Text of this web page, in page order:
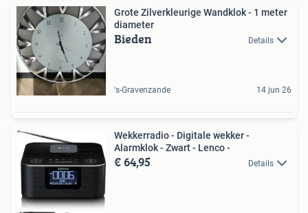
Grote Zilverkleurige Wandklok - 1 meter
diameter
Bieden Details
's-Gravenzande 14 jun 26
Wekkerradio - Digitale wekker -
Alarmklok - Zwart - Lenco -
€ 64,95 Details